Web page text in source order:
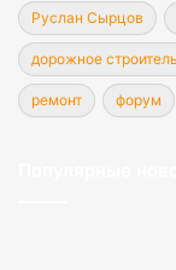
Руслан Сырцов
дорожное
ремонт форум